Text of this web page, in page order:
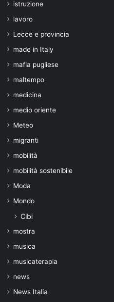
istruzione
lavoro
Lecce e provincia
made in Italy
mafia pugliese
maltempo
medicina
medio oriente
Meteo
migranti
mobilità
mobilità sostenibile
Moda
Mondo
Cibi
mostra
musica
musicaterapia
news
News Italia